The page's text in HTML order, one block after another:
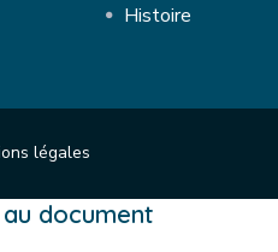
Histoire
légales
document